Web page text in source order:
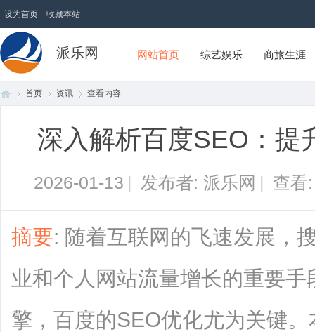
设为首页 收藏本站
派乐网 网站首页 综艺娱乐 商旅生涯
首页 资讯 查看内容
深入解析百度SEO：提
2026-01-13 | 发布者: 派乐网 | 查
摘要: 随着互联网的飞速发展，
业和个人网站流量增长的重要
擎，百度的SEO优化尤为关键